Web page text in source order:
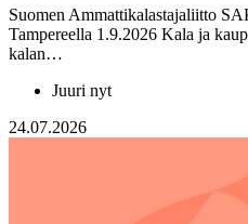
Suomen Ammattikalastajaliitto
Tampereella 1.9.2026 Kala ja
kalan…
Juuri nyt
24.07.2026